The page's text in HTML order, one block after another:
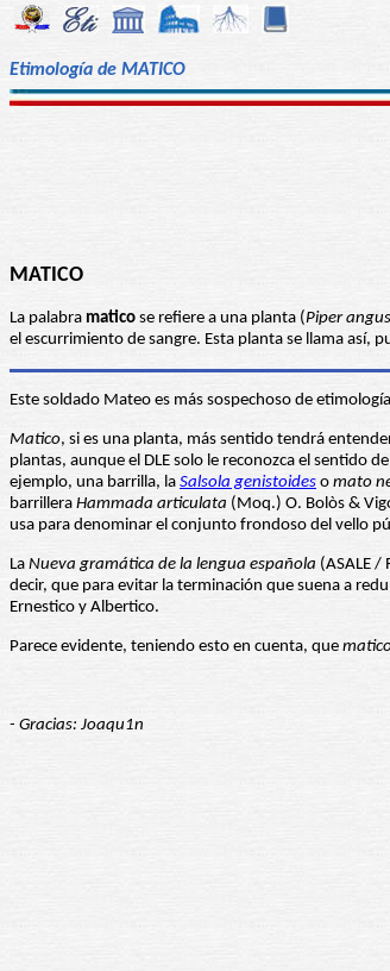
Etimología de MATICO
MATICO
La palabra matico se refiere a una planta (Piper
el escurrimiento de sangre. Esta planta se llama así,
Este soldado Mateo es más sospechoso de
Matico, si es una planta, más sentido tendrá
plantas, aunque el DLE solo le reconozca el sentido
ejemplo, una barrilla, la Salsola genistoides o mato
barrillera Hammada articulata (Moq.) O. Bolòs &
usa para denominar el conjunto frondoso del vello
La Nueva gramática de la lengua española (ASALE /
decir, que para evitar la terminación que suena a
Ernestico y Albertico.
Parece evidente, teniendo esto en cuenta, que
- Gracias: Joaqu1n